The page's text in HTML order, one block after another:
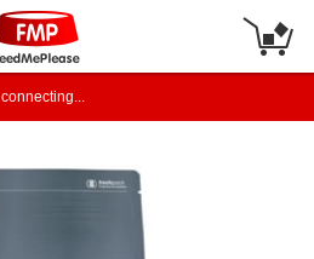
connecting...